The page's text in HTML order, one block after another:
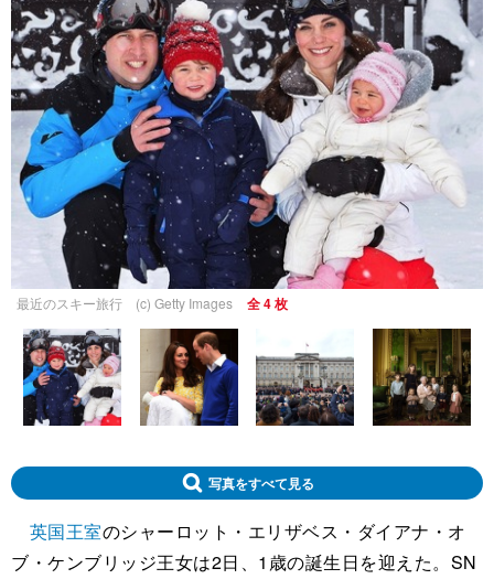
最近のスキー旅行 (c) Getty Images 全 4 枚
写真をすべて見る
英国王室のシャーロット・エリザベス・ダイアナ・オ
ブ・ケンブリッジ王女は2日、1歳の誕生日を迎えた。SN